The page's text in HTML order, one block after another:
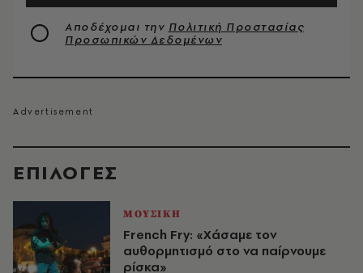
EΠΙΛΟΓΈΣ
ΜΟΥΣΙΚΗ
French Fry: «Χάσαμε τον
αυθορμητισμό στο να παίρνουμε
ρίσκα»
Αποδέχομαι την Πολιτική Προστασίας
Προσωπικών Δεδομένων